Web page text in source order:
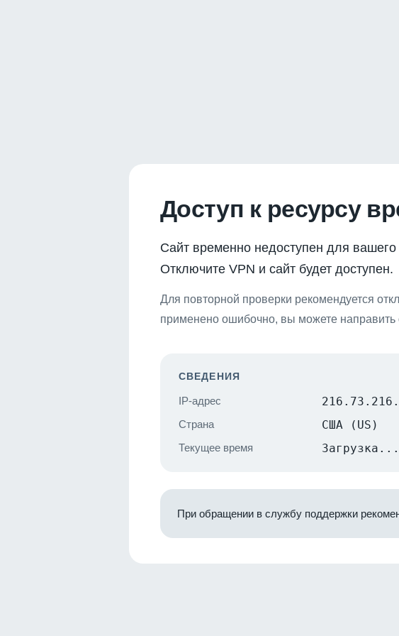
Доступ к ресурсу
Сайт временно недоступен для
Отключите VPN и сайт будет доступен.
Для повторной проверки рекомендуется
применено ошибочно, вы можете
СВЕДЕНИЯ
IP-адрес
Страна США (US)
Текущее время Загрузка...
При обращении в службу поддержки